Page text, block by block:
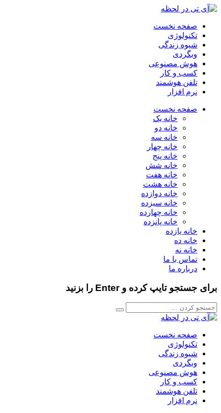
صفحه نخست
تکنولوژی
شیوه زندگی
وبگردی
هوش مصنوعی
کسب و کار
تلفن هوشمند
نرم افزار
صفحه نخست
خانه یک
خانه دو
خانه سه
خانه چهار
خانه پنج
خانه شش
خانه هفت
خانه هشت
خانه دوازده
خانه سیزده
خانه چهارده
خانه پانزده
خانه یازده
خانه ده
خانه نه
تماس با ما
درباره ما
برای جستجو تایپ کرده و Enter را بزنید
صفحه نخست
تکنولوژی
شیوه زندگی
وبگردی
هوش مصنوعی
کسب و کار
تلفن هوشمند
نرم افزار